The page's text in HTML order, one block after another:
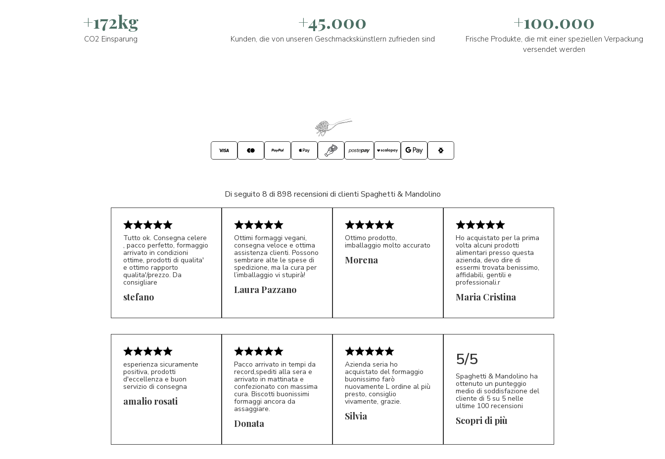
+172kg
CO2 Einsparung
+45.000
Kunden, die von unseren Geschmackskünstlern zufrieden sind
+100.000
Frische Produkte, die mit einer speziellen Verpackung
versendet werden
Di seguito 8 di 898 recensioni di clienti Spaghetti & Mandolino
S*
Tutto ok. Consegna celere
, pacco perfetto, formaggio
arrivato in condizioni
ottime, prodotti di qualita'
e ottimo rapporto
qualita'/prezzo. Da
consigliare
stefano LP 5/5
Ottimi formaggi vegani,
consegna veloce e ottima
assistenza clienti. Possono
sembrare alte le spese di
spedizione, ma la cura per
l’imballaggio vi stupirà!
Laura Pazzano
Ottimo prodotto,
imballaggio molto accurato
Morena
MC 5/5
Ho acquistato per la prima
volta alcuni prodotti
alimentari presso questa
azienda, devo dire di
essermi trovata benissimo,
affidabili, gentili e
professionali.r
Maria Cristina
esperienza sicuramente
positiva, prodotti
d'eccellenza e buon
servizio di consegna
amalio rosati
D*
Pacco arrivato in tempi da
record,spediti alla sera e
arrivato in mattinata e
confezionato con massima
cura. Biscotti buonissimi
formaggi ancora da
assaggiare.
Donata S*
Azienda seria ho
acquistato del formaggio
buonissimo farò
nuovamente L ordine al più
presto, consiglio
vivamente, grazie.
Silvia
5/5
Spaghetti & Mandolino ha
ottenuto un punteggio
medio di soddisfazione del
cliente di 5 su 5 nelle
ultime 100 recensioni
Scopri di più